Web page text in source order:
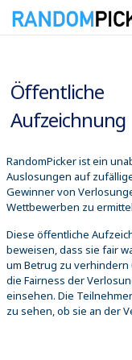
Öffentliche
Aufzeichnung
RandomPicker ist ein
Auslosungen auf
Gewinner von
Wettbewerben zu
Diese öffentliche
beweisen, dass sie fair
um Betrug zu
die Fairness der
einsehen. Die
zu sehen, ob sie an der